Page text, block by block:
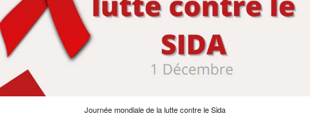
Journée mondiale de la lutte contre le Sida